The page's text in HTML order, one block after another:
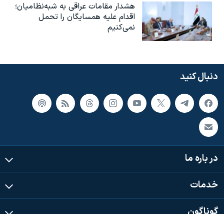
هشدار مقامات عراقی به شبه‌نظامیان؛
اقدام علیه همسایگان را تحمل
نمی‌کنیم
دنبال کنید
در باره ما
خدمات